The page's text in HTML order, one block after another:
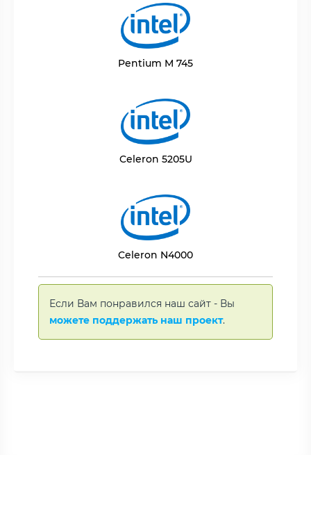
Pentium M 745
Celeron 5205U
Celeron N4000
Если Вам понравился наш сайт - Вы
можете поддержать наш проект.